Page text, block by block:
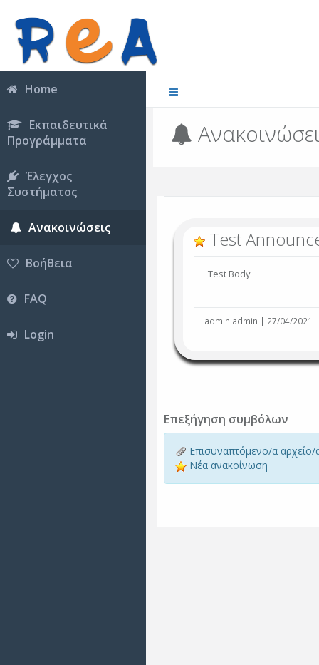
Home
Εκπαιδευτικά
Προγράμματα
Έλεγχος
Συστήματος
Ανακοινώσεις
Βοήθεια
FAQ
Login
Test
Test Body
admin admin | 27/04/2021
Επεξήγηση συμβόλων
Επισυναπτόμενο/α αρχείο/
Νέα ανακοίνωση